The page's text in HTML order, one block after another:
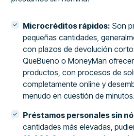
Microcréditos rápidos: Son
pequeñas cantidades,
con plazos de devolución
QueBueno o MoneyMan
productos, con procesos de
completamente online y
menudo en cuestión de minutos.
Préstamos personales sin
cantidades más elevadas,